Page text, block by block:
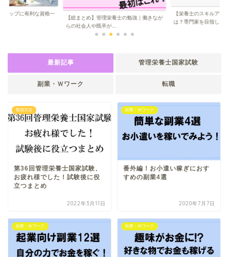
養士の勉強｜働きなが
は？専門家を目指し...
【管理栄養士/栄養士
でも「副業」を今...
最新記事 管理栄養士国家試験
副業・Ｗワーク 転職
勉強方法
第36回管理栄養士国家試験、
お疲れ様でした！試験後に役
立つまとめ
2022年3月11日
副業・Ｗワーク
番外編！お小遣い稼ぎにおす
すめの副業4選
2020年7月7日
副業・Ｗワーク 副業・Ｗワーク